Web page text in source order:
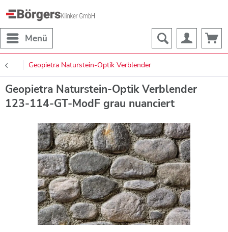
Menü
Geopietra Naturstein-Optik Verblender
Geopietra Naturstein-Optik Verblender
123-114-GT-ModF grau nuanciert